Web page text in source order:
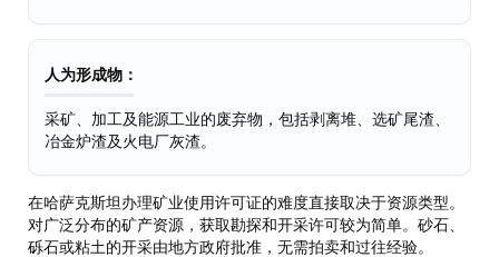
人为形成物：
采矿、加工及能源工业的废弃物，包括剥离堆、选矿尾渣、
冶金炉渣及火电厂灰渣。
在哈萨克斯坦办理矿业使用许可证的难度直接取决于资源类型。
对广泛分布的矿产资源，获取勘探和开采许可较为简单。砂石、
砾石或粘土的开采由地方政府批准，无需拍卖和过往经验。